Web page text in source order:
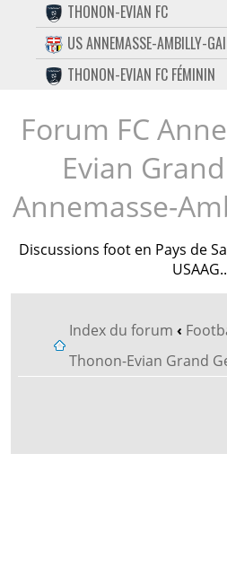
CONTACT
FACEBOOK
TWITTER
INSTAGRAM
THONON-EVIAN FC
US ANNEMASSE-AMBILLY-
THONON-EVIAN FC FÉMININ
Forum FC
Evian
Annemasse-
Discussions foot en Pays de
Index du forum ‹
Thonon-Evian Grand